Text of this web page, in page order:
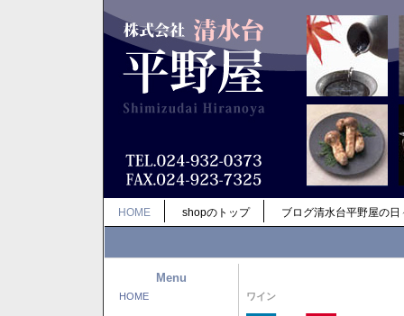
HOME shopのトップ ブログ清水台平野屋の日
Menu
HOME ワイン